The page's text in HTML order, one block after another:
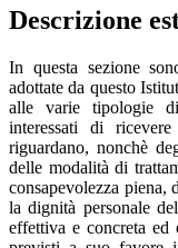
Descrizione
In questa sezione
adottate da questo
alle varie tipologie
interessati di
riguardano, nonchè
delle modalità di
consapevolezza
la dignità personale
effettiva e concreta ed